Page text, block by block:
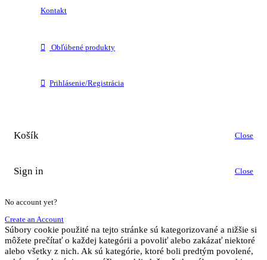
Kontakt
Obľúbené produkty
Prihlásenie/Registrácia
Košík Close
Sign in Close
No account yet?
Create an Account
Súbory cookie použité na tejto stránke sú kategorizované a nižšie si
môžete prečítať o každej kategórii a povoliť alebo zakázať niektoré
alebo všetky z nich. Ak sú kategórie, ktoré boli predtým povolené,